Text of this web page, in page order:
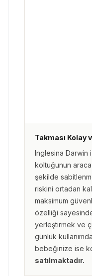
Takması Kolay
Inglesina Darwin
koltuğunun
şekilde
riskini ortadan
maksimum
özelliği
yerleştirmek ve
günlük
bebeğinize ise
satılmaktadır.